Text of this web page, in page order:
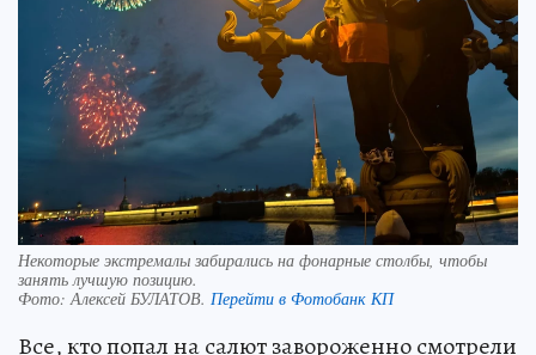
Некоторые экстремалы забирались на фонарные столбы, чтобы
занять лучшую позицию.
Фото:Алексей БУЛАТОВ. Перейти в Фотобанк КП
Все, кто попал на салют завороженно смотрели